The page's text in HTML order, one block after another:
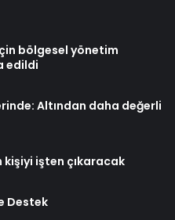
bölgesel yönetim
edildi
Altından daha değerli
kişiyi işten çıkaracak
Destek